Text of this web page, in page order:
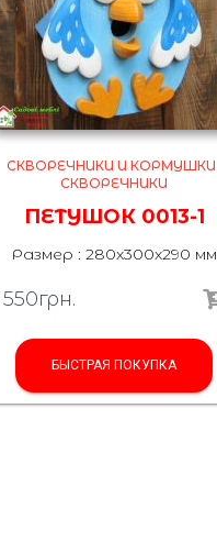
СКВОРЕЧНИКИ И КОРМУШКИ
СКВОРЕЧНИКИ
ПЕТУШОК 0013-1
Размер : 280x300x290 мм
550грн.
БЫСТРАЯ ПОКУПКА